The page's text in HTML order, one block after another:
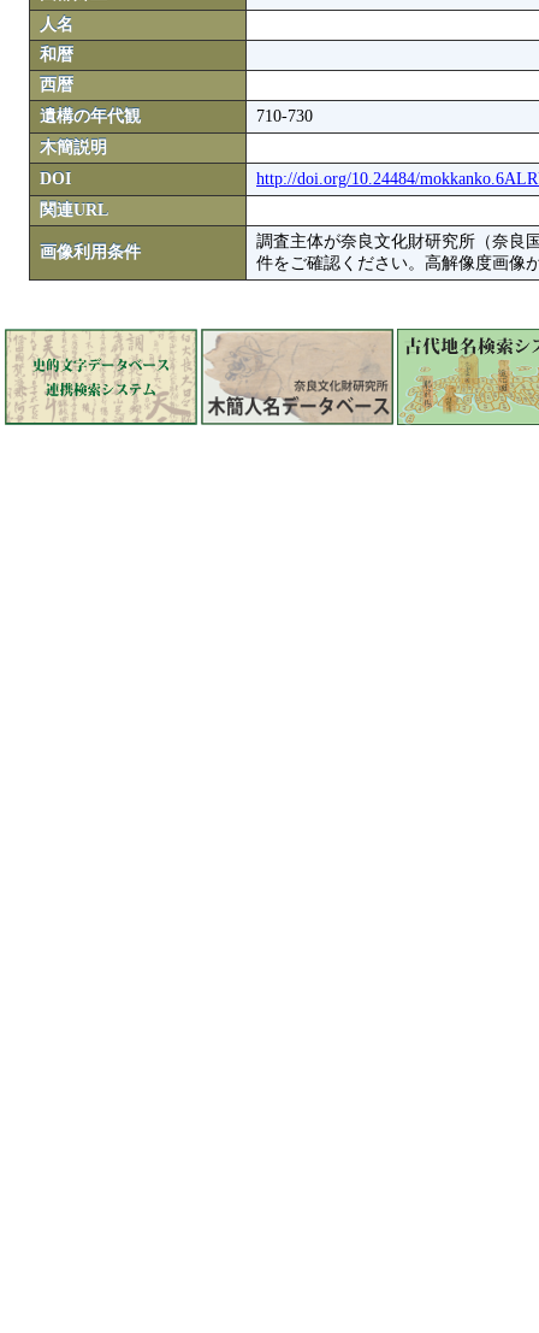
人名
和暦
西暦
遺構の年代観
710-730
木簡説明
DOI
http://doi.org/10.24484/
関連URL
画像利用条件
調査主体が奈良文化財研究所（奈良
件をご確認ください。高解像度画像